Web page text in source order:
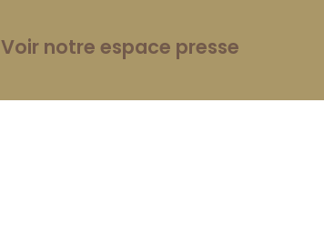
Voir notre espace presse